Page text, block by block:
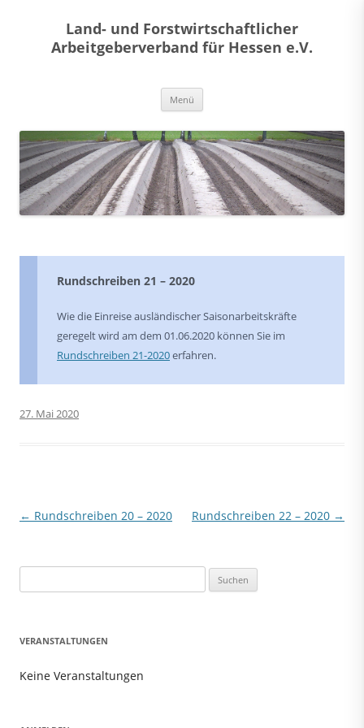
Land- und Forstwirtschaftlicher
Arbeitgeberverband für Hessen e.V.
Menü
Rundschreiben 21 – 2020
Wie die Einreise ausländischer Saisonarbeitskräfte
geregelt wird am dem 01.06.2020 können Sie im
Rundschreiben 21-2020erfahren.
27. Mai 2020
Beitragsnavigation
← Rundschreiben 20 – 2020 Rundschreiben 22 – 2020 →
nach:
VERANSTALTUNGEN
Keine Veranstaltungen